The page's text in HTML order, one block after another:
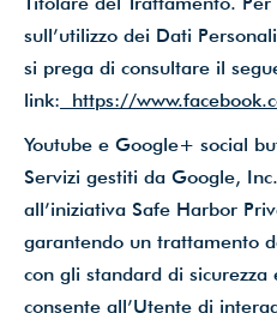
sull’utilizzo dei Dati
si prega di consultare il
link: https://
Youtube e Google+ social
Servizi gestiti da Google,
all’iniziativa Safe Harbor
garantendo un trattamento
con gli standard di
consente all’Utente di